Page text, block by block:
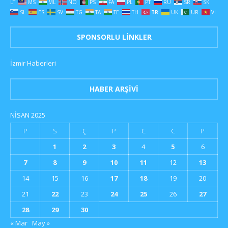
LT MS ML NO PS FA PL PT RU SR
SK
SL
ES SV TG TA TE TH TR UK UR VI
SPONSORLU LINKLER
İzmir Haberleri
HABER ARŞIVI
NISAN 2025
P
S Ç P C C
P
1
2 3 4 5
6
7
8 9 10 11 12
13
14
15 16 17 18 19
20
21
22 23 24 25 26
27
28
29
30
« Mar May »